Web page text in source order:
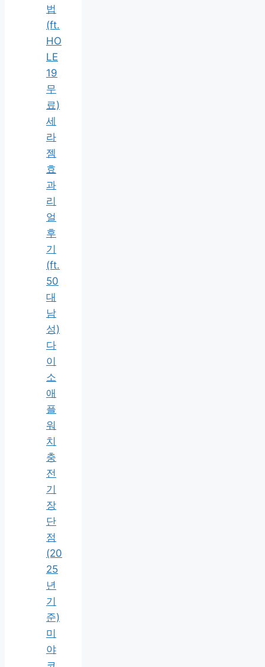
법
(ft.
HO
LE
19
무
료)
세
라
젬
효
과
리
얼
후
기
(ft.
50
대
남
성)
다
이
소
애
플
워
치
충
전
기
장
단
점
(20
25
년
기
준)
미
야